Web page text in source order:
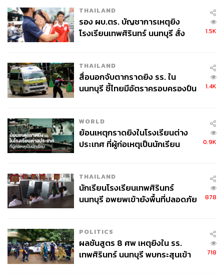
THAILAND
รอง ผบ.ตร. บัญชาการเหตุยิง
โรงเรียนเทพศิรินทร์ นนทบุรี สั่ง
1.5K
THAILAND
สื่อนอกจับตากราดยิง รร. ใน
นนทบุรี ชี้ไทยมีอัตราครอบครองปืน
1.4K
WORLD
ย้อนเหตุกราดยิงในโรงเรียนต่าง
ประเทศ ที่ผู้ก่อเหตุเป็นนักเรียน
0.9K
THAILAND
นักเรียนโรงเรียนเทพศิรินทร์
นนทบุรี อพยพเข้ายังพื้นที่ปลอดภัย
878
POLITICS
ผลชันสูตร 8 ศพ เหตุยิงใน รร.
เทพศิรินทร์ นนทบุรี พบกระสุนเข้า
718